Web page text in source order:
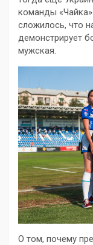
команды
сложилось, что
демонстрирует
мужская.
О том, почему